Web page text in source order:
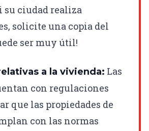
su ciudad realiza
solicite una copia del
ser muy útil!
a la vivienda: Las
con regulaciones
que las propiedades de
con las normas